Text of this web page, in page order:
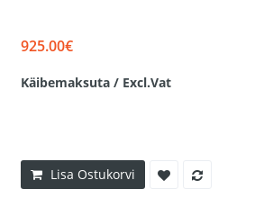
925.00€
Käibemaksuta / Excl.Vat
Lisa Ostukorvi